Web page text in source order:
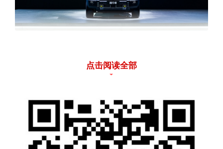
XWD全自动智能四驱在特设X模式下，可智能
石等多种驾驶模式，再加上智能蠕行模式，可
让越野小白无惧群山万壑，无论走到哪里都能
如履平地。尤其是接近角28°、离去角30°、最
点击阅读全部